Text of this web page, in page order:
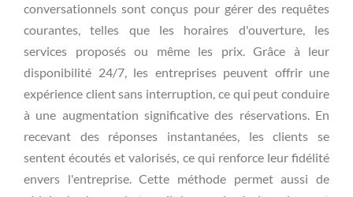
conversationnels sont conçus pour gérer des requêtes
courantes, telles que les horaires d'ouverture, les
services proposés ou même les prix. Grâce à leur
disponibilité 24/7, les entreprises peuvent offrir une
expérience client sans interruption, ce qui peut conduire
à une augmentation significative des réservations. En
recevant des réponses instantanées, les clients se
sentent écoutés et valorisés, ce qui renforce leur fidélité
envers l'entreprise. Cette méthode permet aussi de